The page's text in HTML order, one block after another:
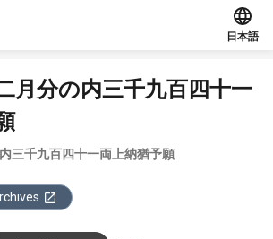
日本語
月分の内三千九百四十一
三千九百四十一両上納猶予願